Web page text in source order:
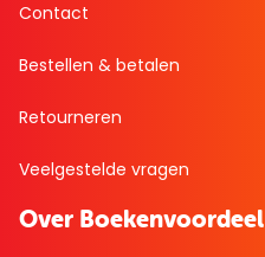
Contact
Bestellen & betalen
Retourneren
Veelgestelde vragen
Over Boekenvoordeel